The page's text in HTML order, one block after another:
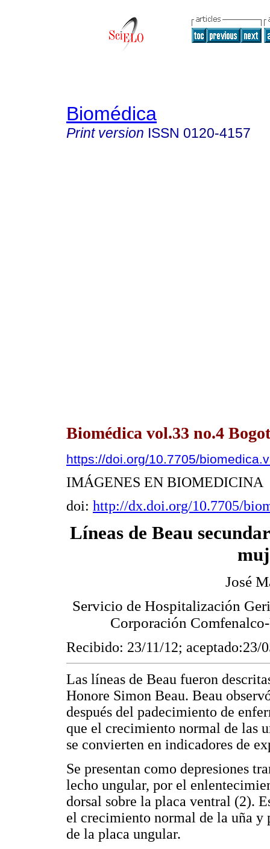
Biomédica
Print version ISSN 0120-4157
Biomédica vol.33 no.4
https://doi.org/10.7705/
IMÁGENES EN BIOMEDICINA
doi: http://dx.doi.org/10.7705/
Líneas de Beau
José
Servicio de Hospitalización
Corporación
Recibido: 23/11/12; aceptado:23/
Las líneas de Beau fueron
Honore Simon Beau. Beau
después del padecimiento de
que el crecimiento normal de las
se convierten en indicadores de
Se presentan como depresiones
lecho ungular, por el
dorsal sobre la placa ventral (2).
el crecimiento normal de la uña y
de la placa ungular.